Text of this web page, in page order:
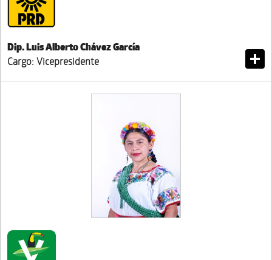
Dip. Luis Alberto Chávez García
Cargo: Vicepresidente